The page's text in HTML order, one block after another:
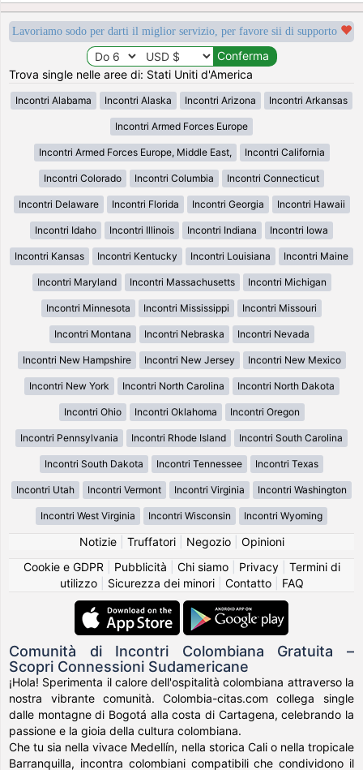
Lavoriamo sodo per darti il miglior servizio, per favore sii di supporto
Trova single nelle aree di: Stati Uniti d'America
Incontri Alabama Incontri Alaska Incontri Arizona Incontri Arkansas
Incontri Armed Forces Europe
Incontri Armed Forces Europe, Middle East, Incontri California
Incontri Colorado Incontri Columbia Incontri Connecticut
Incontri Delaware Incontri Florida Incontri Georgia Incontri Hawaii
Incontri Idaho Incontri Illinois Incontri Indiana Incontri Iowa
Incontri Kansas Incontri Kentucky Incontri Louisiana Incontri Maine
Incontri Maryland Incontri Massachusetts Incontri Michigan
Incontri Minnesota Incontri Mississippi Incontri Missouri
Incontri Montana Incontri Nebraska Incontri Nevada
Incontri New Hampshire Incontri New Jersey Incontri New Mexico
Incontri New York Incontri North Carolina Incontri North Dakota
Incontri Ohio Incontri Oklahoma Incontri Oregon
Incontri Pennsylvania Incontri Rhode Island Incontri South Carolina
Incontri South Dakota Incontri Tennessee Incontri Texas
Incontri Utah Incontri Vermont Incontri Virginia Incontri Washington
Incontri West Virginia Incontri Wisconsin Incontri Wyoming
Notizie| Truffatori| Negozio| Opinioni
Cookie e GDPR
Pubblicità Chi siamo| Privacy| Termini di
utilizzo| Sicurezza dei minori| Contatto| FAQ
Comunità di Incontri Colombiana Gratuita –
Scopri Connessioni Sudamericane
¡Hola! Sperimenta il calore dell'ospitalità colombiana attraverso la
nostra vibrante comunità. Colombia-citas.com collega single
dalle montagne di Bogotá alla costa di Cartagena, celebrando la
passione e la gioia della cultura colombiana.
Che tu sia nella vivace Medellín, nella storica Cali o nella tropicale
Barranquilla, incontra colombiani compatibili che condividono il